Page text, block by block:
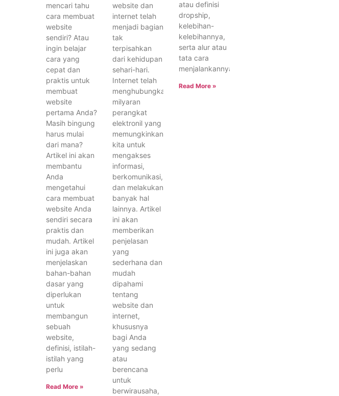
mencari tahu
cara membuat
website
sendiri? Atau
ingin belajar
cara yang
cepat dan
praktis untuk
membuat
website
pertama Anda?
Masih bingung
harus mulai
dari mana?
Artikel ini akan
membantu
Anda
mengetahui
cara membuat
website Anda
sendiri secara
praktis dan
mudah. Artikel
ini juga akan
menjelaskan
bahan-bahan
dasar yang
diperlukan
untuk
membangun
sebuah
website,
definisi, istilah-
istilah yang
perlu
Read More »
website dan
internet telah
menjadi bagian
tak
terpisahkan
dari kehidupan
sehari-hari.
Internet telah
menghubungkan
milyaran
perangkat
elektronil yang
memungkinkan
kita untuk
mengakses
informasi,
berkomunikasi,
dan melakukan
banyak hal
lainnya. Artikel
ini akan
memberikan
penjelasan
yang
sederhana dan
mudah
dipahami
tentang
website dan
internet,
khususnya
bagi Anda
yang sedang
atau
berencana
untuk
berwirausaha,
atau definisi
dropship,
kelebihan-
kelebihannya,
serta alur atau
tata cara
menjalankannya.
Read More »